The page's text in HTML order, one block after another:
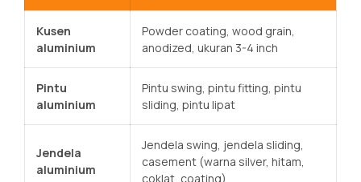
Kusen
aluminium
Powder coating, wood grain,
anodized, ukuran 3-4 inch
Pintu
aluminium
Pintu swing, pintu fitting, pintu
sliding, pintu lipat
Jendela
aluminium
Jendela swing, jendela sliding,
casement (warna silver, hitam,
coklat, coating)